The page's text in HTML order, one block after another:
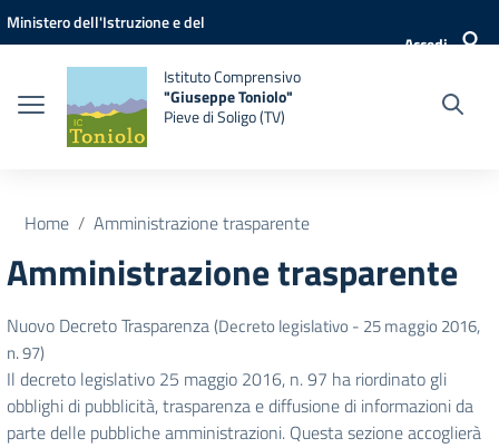
Vai ai contenuti
Vai al menu di navigazione
Vai al footer
Ministero dell'Istruzione e del
Accedi
Istituto Comprensivo
"Giuseppe Toniolo"
Pieve di Soligo (TV)
Home Amministrazione trasparente
Amministrazione trasparente
Nuovo Decreto Trasparenza(Decreto legislativo - 25 maggio 2016,
n. 97)
Il decreto legislativo 25 maggio 2016, n. 97 ha riordinato gli
obblighi di pubblicità, trasparenza e diffusione di informazioni da
parte delle pubbliche amministrazioni. Questa sezione accoglierà